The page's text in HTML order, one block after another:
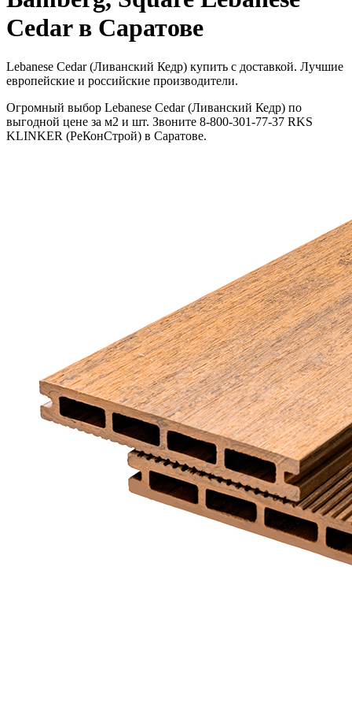
Cedar в Саратове
Lebanese Cedar (Ливанский Кедр) купить с доставкой. Лучшие
европейские и российские производители.
Огромный выбор Lebanese Cedar (Ливанский Кедр) по
выгодной цене за м2 и шт. Звоните 8-800-301-77-37 RKS
KLINKER (РеКонСтрой) в Саратове.